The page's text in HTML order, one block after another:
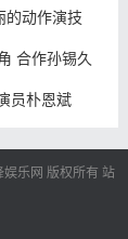
的动作演技
合作孙锡久
员朴恩斌
娱乐网 版权所有 站